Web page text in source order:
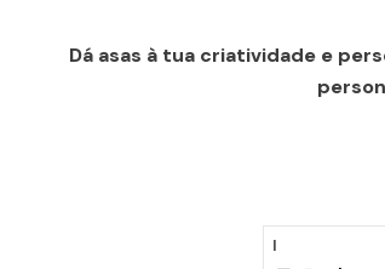
Dá asas à tua criatividade e
|